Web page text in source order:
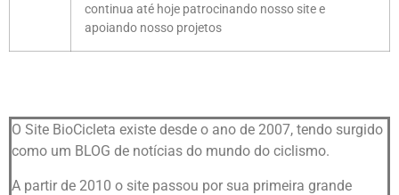
continua até hoje patrocinando nosso site e
apoiando nosso projetos
O Site BioCicleta existe desde o ano de 2007, tendo surgido
como um BLOG de notícias do mundo do ciclismo.
A partir de 2010 o site passou por sua primeira grande